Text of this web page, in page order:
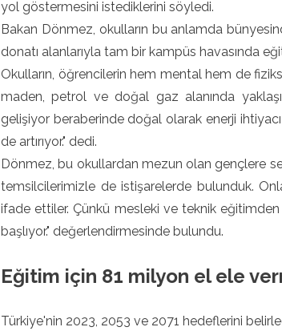
yol göstermesini istediklerini söyledi.
Bakan Dönmez, okulların bu anlamda
donatı alanlarıyla tam bir kampüs havasında
Okulların, öğrencilerin hem mental hem de
maden, petrol ve doğal gaz alanında
gelişiyor beraberinde doğal olarak enerji
de artırıyor." dedi.
Dönmez, bu okullardan mezun olan gençlere
temsilcilerimizle de istişarelerde bulunduk.
ifade ettiler. Çünkü mesleki ve teknik
başlıyor." değerlendirmesinde bulundu.
Eğitim için 81 milyon el ele
Türkiye'nin 2023, 2053 ve 2071 hedeflerini